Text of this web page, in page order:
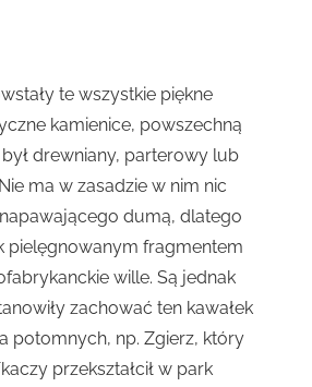
te wszystkie piękne
kamienice, powszechną
drewniany, parterowy lub
ma w zasadzie w nim nic
dumą, dlatego
pielęgnowanym fragmentem
wille. Są jednak
zachować ten kawałek
potomnych, np. Zgierz, który
przekształcił w park